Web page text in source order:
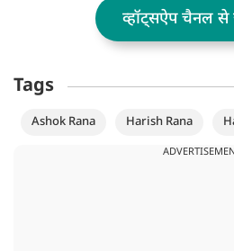
व्हॉट्सऐप चैनल
Tags
Ashok Rana Harish Rana